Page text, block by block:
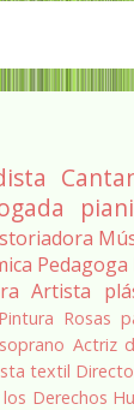
Pedagoga
Artista
Pintura Rosas
Actriz
textil
Derechos